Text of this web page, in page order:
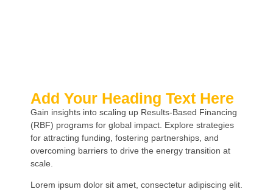
Add Your Heading Text Here
Gain insights into scaling up Results-Based Financing
(RBF) programs for global impact. Explore strategies
for attracting funding, fostering partnerships, and
overcoming barriers to drive the energy transition at
scale.
Lorem ipsum dolor sit amet, consectetur adipiscing elit.